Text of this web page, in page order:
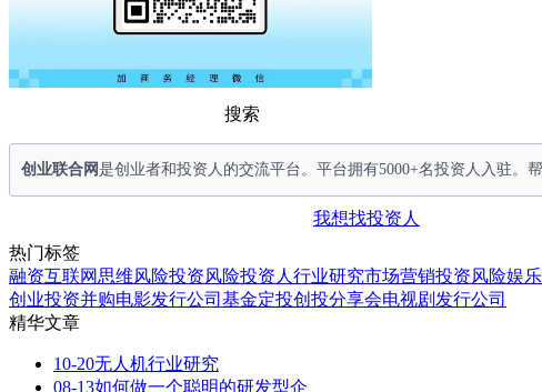
搜索
创业联合网是创业者和投资人的交流平台。平台拥有5000+名投资人入驻。
我想找投资人
热门标签
融资互联网思维风险投资风险投资人行业研究市场营销投资风险娱乐
创业投资并购电影发行公司 基金定投创投分享会电视剧发行公司
精华文章
10-20无人机行业研究
08-13如何做一个聪明的研发型企